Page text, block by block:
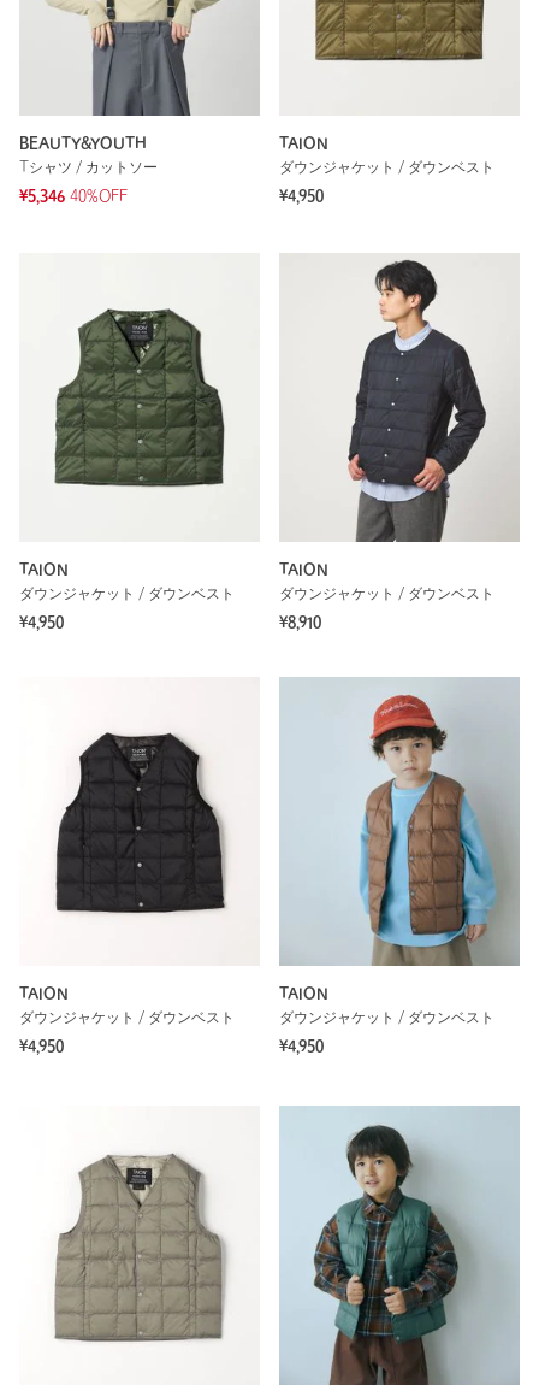
BEAUTY&YOUTH
Tシャツ / カットソー
¥5,346 40%OFF
TAION
ダウンジャケット / ダウンベスト
¥4,950
TAION
ダウンジャケット / ダウンベスト
¥4,950
TAION
ダウンジャケット / ダウンベスト
¥8,910
TAION
ダウンジャケット / ダウンベスト
¥4,950
TAION
ダウンジャケット / ダウンベスト
¥4,950